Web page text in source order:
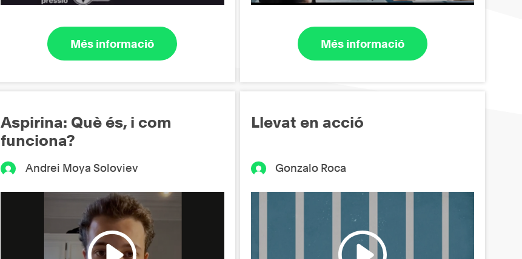
Més informació Més informació
Aspirina: Què és, i com
funciona?
Andrei Moya Soloviev
Llevat en acció
Gonzalo Roca